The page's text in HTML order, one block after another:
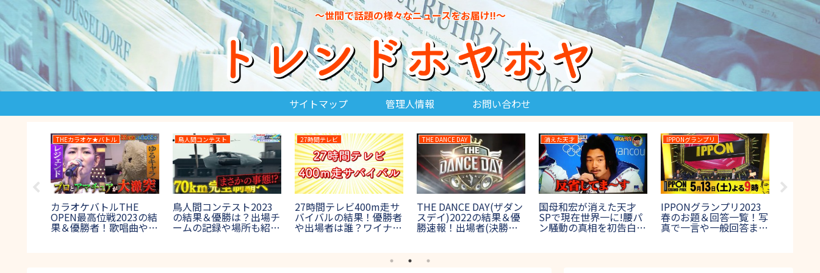
～世間で話題の様々なニュースをお届け!!～
サイトマップ 管理人情報 お問い合わせ
THEカラオケ★バトル
カラオケバトルTHE
OPEN最高位戦2023の結
果＆優勝者！歌唱曲や出
鳥人間コンテスト
鳥人間コンテスト2023
の結果＆優勝は？出場チ
ームの記録や場所も紹介
27時間テレビ
27時間テレビ400m走サ
バイバルの結果！優勝者
や出場者は誰？ワイナイ
THE DANCE DAY
THE DANCE DAY(ザダン
スデイ)2022の結果＆優
勝速報！出場者(決勝進
出者)や審査員も紹介！
消えた天才
国母和宏が消えた天才
SPで現在世界一に!腰パ
ン騒動の真相を初告白!
IPPONグランプリ
IPPONグランプリ2023
春のお題＆回答一覧！写
真で一言や一般回答まと